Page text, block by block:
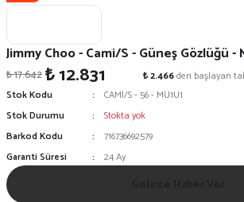
Jimmy Choo - Cami/S - Güneş Gözlüğü -
₺ 17.642₺ 12.831 ₺ 2.466den başlayan
Stok Kodu
CAMI/S - 56 - MU1U1
Stok Durumu
Stokta yok
Barkod Kodu
716736692579
Garanti Süresi
24 Ay